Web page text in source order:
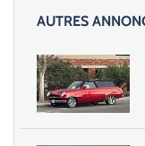
s
e
r
c
e
AUTRES